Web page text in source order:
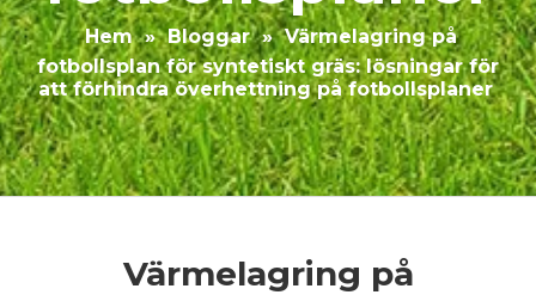
Hem » Bloggar » Värmelagring på
fotbollsplan för syntetiskt gräs: lösningar för
att förhindra överhettning på fotbollsplaner
Värmelagring på